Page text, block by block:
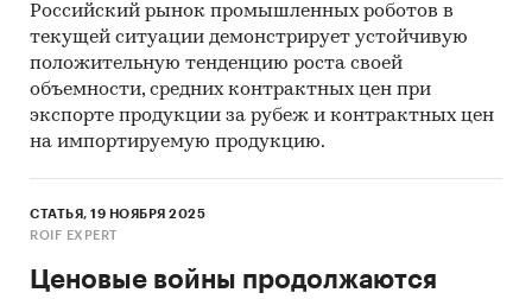
Российский рынок промышленных роботов в
текущей ситуации демонстрирует устойчивую
положительную тенденцию роста своей
объемности, средних контрактных цен при
экспорте продукции за рубеж и контрактных цен
на импортируемую продукцию.
СТАТЬЯ, 19 НОЯБРЯ 2025
ROIF EXPERT
Ценовые войны продолжаются